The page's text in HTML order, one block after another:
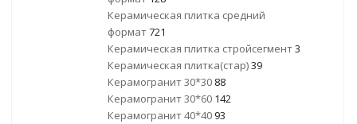
Керамическая плитка средний
формат721
Керамическая плитка стройсегмент3
Керамическая плитка(стар)39
Керамогранит 30*30 88
Керамогранит 30*60 142
Керамогранит 40*40 93